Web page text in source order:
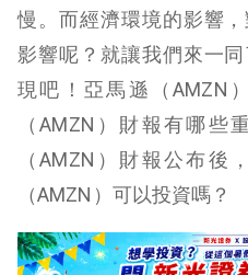
慢。而經濟環境的影響
影響呢？就讓我們來一
現吧！亞馬遜（AMZN
（AMZN）財報有哪些
（AMZN）財報公布後
（AMZN）可以投資嗎？